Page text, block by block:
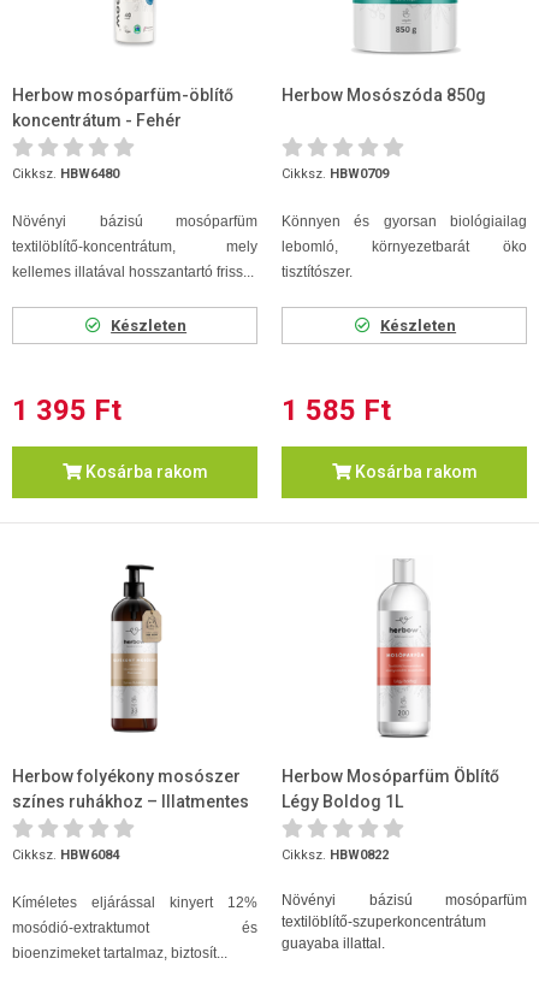
Herbow mosóparfüm-öblítő
koncentrátum - Fehér
szerelem, hibiszkusz-széna
illat 200ml
Cikksz. HBW6480
Növényi bázisú mosóparfüm
textilöblítő-koncentrátum, mely
kellemes illatával hosszantartó friss...
Készleten
1 395 Ft
Kosárba rakom
Herbow Mosószóda 850g
Cikksz. HBW0709
Könnyen és gyorsan biológiailag
lebomló, környezetbarát öko
tisztítószer.
Készleten
1 585 Ft
Kosárba rakom
Herbow folyékony mosószer
színes ruhákhoz – Illatmentes
1L
Cikksz. HBW6084
Kíméletes eljárással kinyert 12%
mosódió-extraktumot és
bioenzimeket tartalmaz, biztosít...
Herbow Mosóparfüm Öblítő
Légy Boldog 1L
Cikksz. HBW0822
Növényi bázisú mosóparfüm
textilöblítő-szuperkoncentrátum
guayaba illattal.